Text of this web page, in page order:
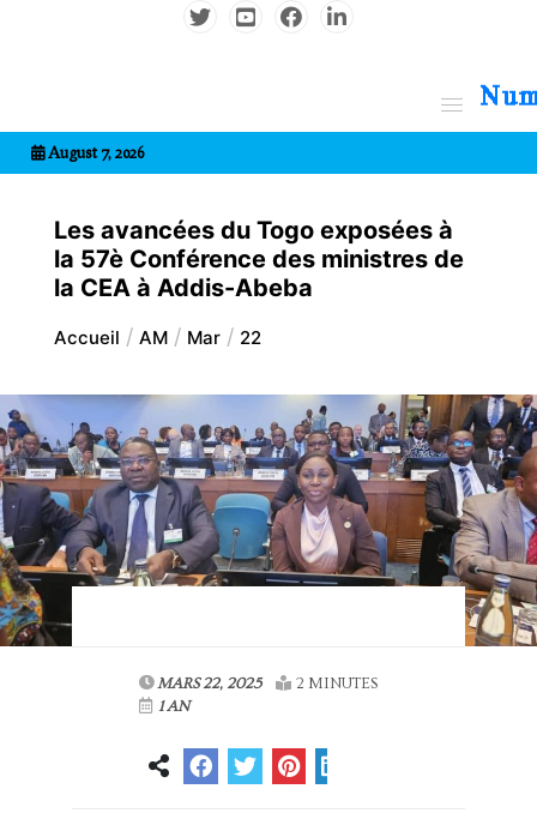
August 7, 2026
Les avancées du Togo exposées à
la 57è Conférence des ministres de
la CEA à Addis-Abeba
Accueil AM Mar 22
MARS 22, 2025
2 MINUTES
1 AN